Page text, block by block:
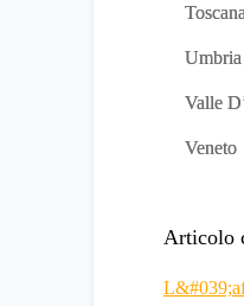
Toscana
Umbria
Valle
Veneto
Articolo